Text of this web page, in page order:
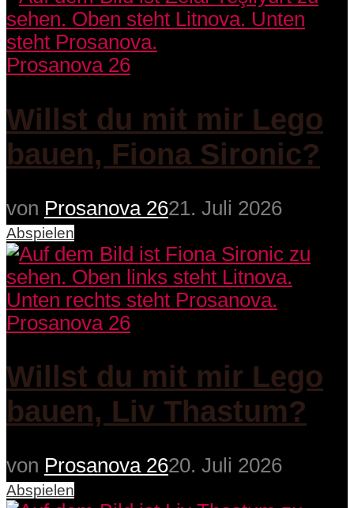
Prosanova 26
Willst du mit mir Lego
bauen, Fiona Sironic?
von Prosanova 2621. Juli 2026
Abspielen
Prosanova 26
Willst du mit mir Lego
bauen, Liv Thastum?
von Prosanova 2620. Juli 2026
Abspielen